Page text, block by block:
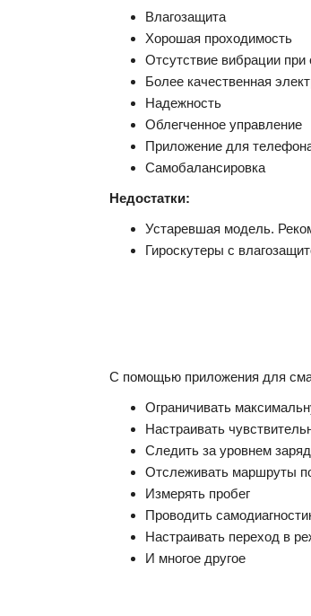
Влагозащита
Хорошая проходимость
Отсутствие вибрации при
Более качественная
Надежность
Облегченное управление
Приложение для
Самобалансировка
Недостатки:
Устаревшая модель.
Гироскутеры с
С помощью приложения для
Ограничивать
Настраивать
Следить за уровнем
Отслеживать маршруты
Измерять пробег
Проводить
Настраивать переход в
И многое другое